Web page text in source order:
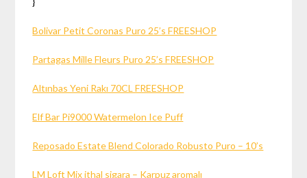
Bolivar Petit Coronas Puro 25’s FREESHOP
Partagas Mille Fleurs Puro 25’s FREESHOP
Altınbas Yeni Rakı 70CL FREESHOP
Elf Bar Pi9000 Watermelon Ice Puff
Reposado Estate Blend Colorado Robusto Puro – 10’s
LM Loft Mix ithal sigara – Karpuz aromalı